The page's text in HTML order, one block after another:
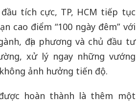
tích cực, TP, HCM tiếp tục
cao điểm “100 ngày đêm” với
địa phương và chủ đầu tư
xử lý ngay những vướng
ảnh hưởng tiến độ.
hoàn thành là thêm một